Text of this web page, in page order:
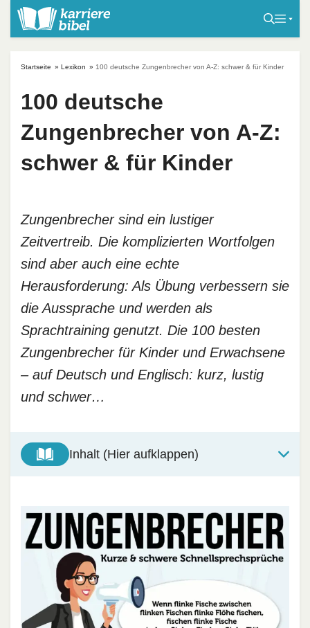
Startseite » Lexikon » 100 deutsche Zungenbrecher von A-Z: schwer & für Kinder
100 deutsche
Zungenbrecher von A-Z:
schwer & für Kinder
Zungenbrecher sind ein lustiger
Zeitvertreib. Die komplizierten Wortfolgen
sind aber auch eine echte
Herausforderung: Als Übung verbessern sie
die Aussprache und werden als
Sprachtraining genutzt. Die 100 besten
Zungenbrecher für Kinder und Erwachsene
– auf Deutsch und Englisch: kurz, lustig
und schwer…
Inhalt (Hier aufklappen)